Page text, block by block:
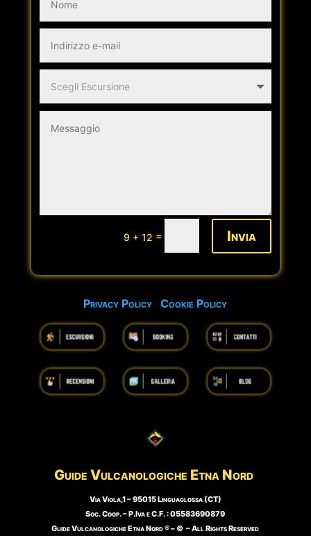
9 + 12 = Invia
Privacy PolicyCookie Policy
Guide Vulcanologiche Etna Nord
Via Viola,1 – 95015 Linguaglossa (CT)
Soc. Coop. – P.Iva e C.F. : 05583690879
Guide Vulcanologiche Etna Nord ® – © – All Rights Reserved